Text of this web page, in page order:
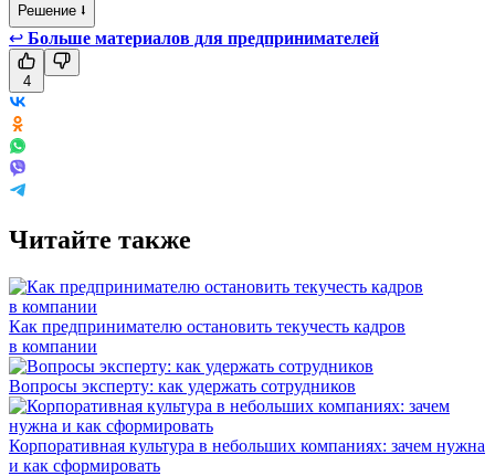
Решение ⭣
↩ Больше материалов для предпринимателей
4
Читайте также
Как предпринимателю остановить текучесть кадров
в компании
Вопросы эксперту: как удержать сотрудников
Корпоративная культура в небольших компаниях: зачем нужна
и как сформировать